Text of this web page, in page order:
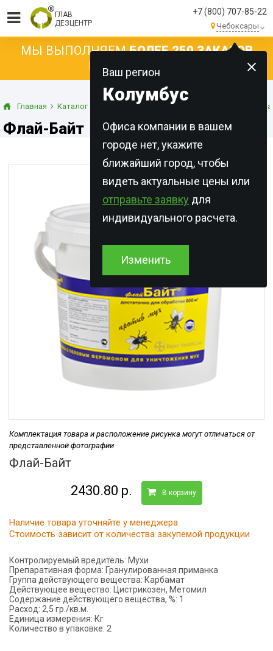
ГЛАВ
ДЕЗЦЕНТР
+7 (800) 707-85-22
Чебоксары
Ваш регион
Колумбус
Офиса компании в вашем
городе нет, укажите
ближайший город, чтобы
видеть актуальные цены или
отправьте заявку для
индивидуального расчета.
Изменить
МЫ ВЫПОЛНЯЕМБОЛЕЕ 250 ЗАКАЗОВ
КАЖДЫЙ ДЕНЬ!
Главная Каталог Готовые приманки Гранулированные
Флай-Байт
Комплектация товара и расположение рисунка могут отличаться от
представленной фотографии
Флай-Байт
2430.80 р. В корзину
Наличие товара уточняйте у менеджера
Стоимость зависит от количества закупемой продукции
Контролируемый вредитель: Мухи
Препаративная форма: Гранулированная приманка
Группа действующего вещества: Карбамат
Действующее вещество: Цистрикозен, Метомил
Содержание действующего вещества, %: 1
Расход: 2,5 гр./кв.м.
Единица измерения: Кг
Количество в упаковке: 2